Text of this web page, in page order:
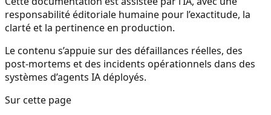
responsabilité éditoriale humaine pour l’exactitude, la
clarté et la pertinence en production.
Le contenu s’appuie sur des défaillances réelles, des
post-mortems et des incidents opérationnels dans des
systèmes d’agents IA déployés.
Sur cette page